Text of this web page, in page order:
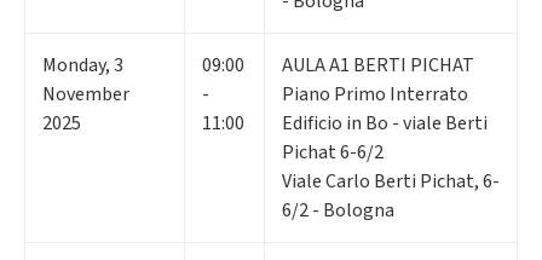
Monday,3
November
2025
09:00
-
11:00
AULA A1 BERTI PICHAT
Piano Primo Interrato
Edificio in Bo - viale Berti
Pichat 6-6/2
Viale Carlo Berti Pichat, 6-
6/2 - Bologna